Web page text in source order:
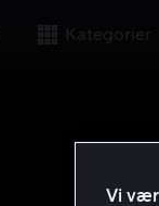
Kategorier
Vi